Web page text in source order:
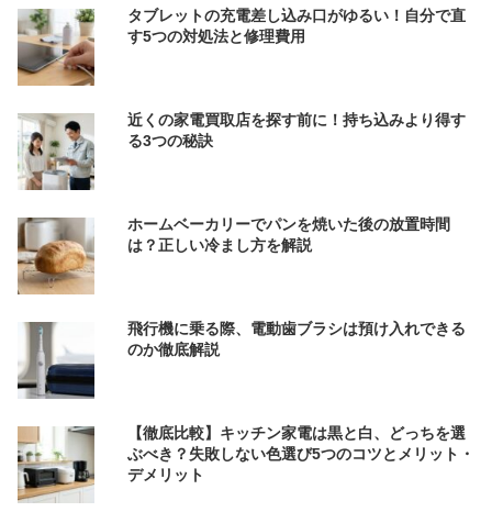
タブレットの充電差し込み口がゆるい！自分で直
す5つの対処法と修理費用
近くの家電買取店を探す前に！持ち込みより得す
る3つの秘訣
ホームベーカリーでパンを焼いた後の放置時間
は？正しい冷まし方を解説
飛行機に乗る際、電動歯ブラシは預け入れできる
のか徹底解説
【徹底比較】キッチン家電は黒と白、どっちを選
ぶべき？失敗しない色選び5つのコツとメリット・
デメリット